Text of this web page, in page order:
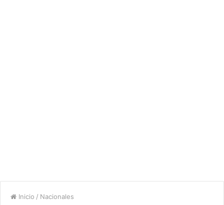
Inicio / Nacionales